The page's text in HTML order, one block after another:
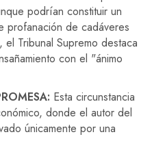
podrían constituir un
profanación de cadáveres
Tribunal Supremo destaca
con el "ánimo
Esta circunstancia
donde el autor del
únicamente por una